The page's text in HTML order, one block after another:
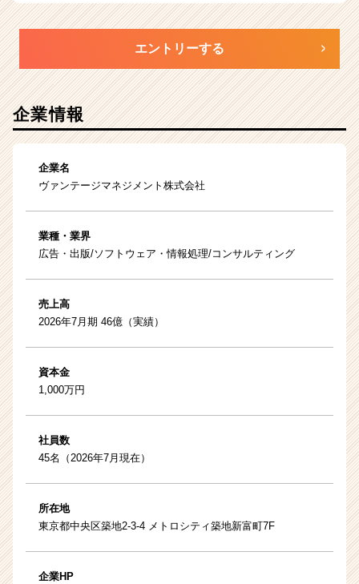
エントリーする
企業情報
企業名
ヴァンテージマネジメント株式会社
業種・業界
広告・出版/ソフトウェア・情報処理/コンサルティング
売上高
2026年7月期 46億（実績）
資本金
1,000万円
社員数
45名（2026年7月現在）
所在地
東京都中央区築地2-3-4 メトロシティ築地新富町7F
企業HP